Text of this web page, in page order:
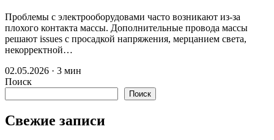
Проблемы с электрооборудовами часто возникают из-за
плохого контакта массы. Дополнительные провода массы
решают issues с просадкой напряжения, мерцанием света,
некорректной…
02.05.2026 · 3 мин
Поиск
Поиск
Свежие записи